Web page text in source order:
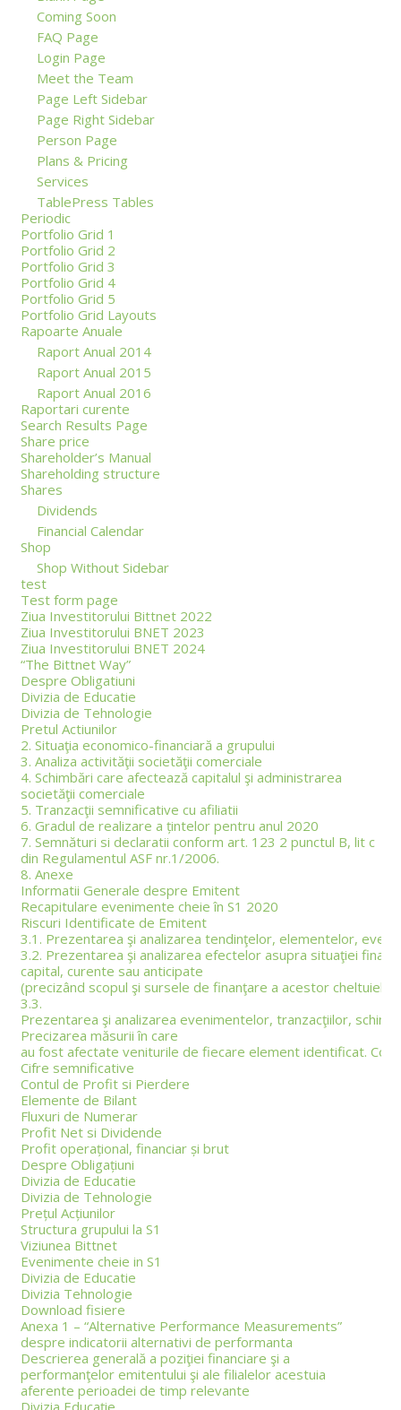
Coming Soon
FAQ Page
Login Page
Meet the Team
Page Left Sidebar
Page Right Sidebar
Person Page
Plans & Pricing
Services
TablePress Tables
Periodic
Portfolio Grid 1
Portfolio Grid 2
Portfolio Grid 3
Portfolio Grid 4
Portfolio Grid 5
Portfolio Grid Layouts
Rapoarte Anuale
Raport Anual 2014
Raport Anual 2015
Raport Anual 2016
Raportari curente
Search Results Page
Share price
Shareholder’s Manual
Shareholding structure
Shares
Dividends
Financial Calendar
Shop
Shop Without Sidebar
test
Test form page
Ziua Investitorului Bittnet 2022
Ziua Investitorului BNET 2023
Ziua Investitorului BNET 2024
“The Bittnet Way”
Despre Obligatiuni
Divizia de Educatie
Divizia de Tehnologie
Pretul Actiunilor
2. Situaţia economico-financiară a grupului
3. Analiza activităţii societăţii comerciale
4. Schimbări care afectează capitalul şi administrarea
societăţii comerciale
5. Tranzacţii semnificative cu afiliatii
6. Gradul de realizare a țintelor pentru anul 2020
7. Semnături si declaratii conform art. 123 2 punctul B, lit c
din Regulamentul ASF nr.1/2006.
8. Anexe
Informatii Generale despre Emitent
Recapitulare evenimente cheie în S1 2020
Riscuri Identificate de Emitent
3.1. Prezentarea şi analizarea tendinţelor, elementelor,
3.2. Prezentarea şi analizarea efectelor asupra situaţiei
capital, curente sau anticipate
(precizând scopul şi sursele de finanţare a acestor
3.3.
Prezentarea şi analizarea evenimentelor, tranzacţiilor,
Precizarea măsurii în care
au fost afectate veniturile de fiecare element identificat.
Cifre semnificative
Contul de Profit si Pierdere
Elemente de Bilant
Fluxuri de Numerar
Profit Net si Dividende
Profit operațional, financiar și brut
Despre Obligațiuni
Divizia de Educatie
Divizia de Tehnologie
Prețul Acțiunilor
Structura grupului la S1
Viziunea Bittnet
Evenimente cheie in S1
Divizia de Educatie
Divizia Tehnologie
Download fisiere
Anexa 1 – “Alternative Performance Measurements”
despre indicatorii alternativi de performanta
Descrierea generală a poziţiei financiare şi a
performanţelor emitentului şi ale filialelor acestuia
aferente perioadei de timp relevante
Divizia Educație